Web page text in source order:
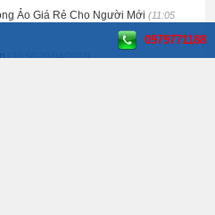
Ảo Giá Rẻ Cho Người Mới(11:05
(10:50 20/04/2023)
0979771188